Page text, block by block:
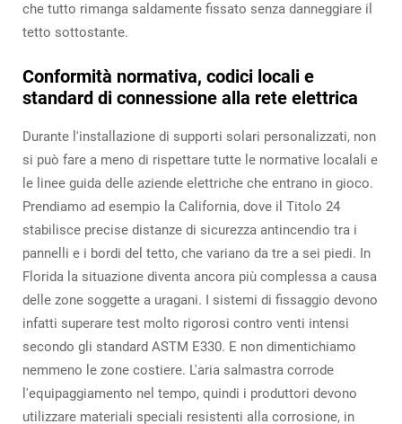
che tutto rimanga saldamente fissato senza danneggiare il
tetto sottostante.
Conformità normativa, codici locali e
standard di connessione alla rete elettrica
Durante l'installazione di supporti solari personalizzati, non
si può fare a meno di rispettare tutte le normative localali e
le linee guida delle aziende elettriche che entrano in gioco.
Prendiamo ad esempio la California, dove il Titolo 24
stabilisce precise distanze di sicurezza antincendio tra i
pannelli e i bordi del tetto, che variano da tre a sei piedi. In
Florida la situazione diventa ancora più complessa a causa
delle zone soggette a uragani. I sistemi di fissaggio devono
infatti superare test molto rigorosi contro venti intensi
secondo gli standard ASTM E330. E non dimentichiamo
nemmeno le zone costiere. L'aria salmastra corrode
l'equipaggiamento nel tempo, quindi i produttori devono
utilizzare materiali speciali resistenti alla corrosione, in